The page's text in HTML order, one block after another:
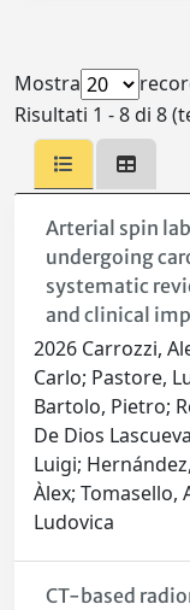
Mostra
Risultati 1 - 8 di 8
Arterial spin
undergoing
systematic
and clinical
2026 Carrozzi,
Carlo; Pastore,
Bartolo, Pietro;
De Dios
Luigi;
Àlex; Tomasello,
Ludovica
CT-based